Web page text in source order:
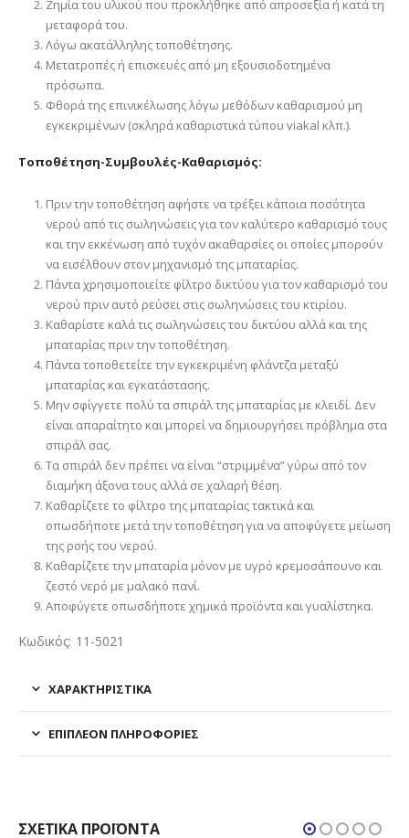
Ζημία του υλικού που προκλήθηκε από απροσεξία ή κατά τη
μεταφορά του.
Λόγω ακατάλληλης τοποθέτησης.
Μετατροπές ή επισκευές από μη εξουσιοδοτημένα
πρόσωπα.
Φθορά της επινικέλωσης λόγω μεθόδων καθαρισμού μη
εγκεκριμένων (σκληρά καθαριστικά τύπου viakal κλπ.).
Τοποθέτηση-Συμβουλές-Καθαρισμός:
Πριν την τοποθέτηση αφήστε να τρέξει κάποια ποσότητα
νερού από τις σωληνώσεις για τον καλύτερο καθαρισμό τους
και την εκκένωση από τυχόν ακαθαρσίες οι οποίες μπορούν
να εισέλθουν στον μηχανισμό της μπαταρίας.
Πάντα χρησιμοποιείτε φίλτρο δικτύου για τον καθαρισμό του
νερού πριν αυτό ρεύσει στις σωληνώσεις του κτιρίου.
Καθαρίστε καλά τις σωληνώσεις του δικτύου αλλά και της
μπαταρίας πριν την τοποθέτηση.
Πάντα τοποθετείτε την εγκεκριμένη φλάντζα μεταξύ
μπαταρίας και εγκατάστασης.
Μην σφίγγετε πολύ τα σπιράλ της μπαταρίας με κλειδί. Δεν
είναι απαραίτητο και μπορεί να δημιουργήσει πρόβλημα στα
σπιράλ σας.
Τα σπιράλ δεν πρέπει να είναι “στριμμένα” γύρω από τον
διαμήκη άξονα τους αλλά σε χαλαρή θέση.
Καθαρίζετε το φίλτρο της μπαταρίας τακτικά και
οπωσδήποτε μετά την τοποθέτηση για να αποφύγετε μείωση
της ροής του νερού.
Καθαρίζετε την μπαταρία μόνον με υγρό κρεμοσάπουνο και
ζεστό νερό με μαλακό πανί.
Αποφύγετε οπωσδήποτε χημικά προϊόντα και γυαλίστηκα.
Κωδικός: 11-5021
ΧΑΡΑΚΤΗΡΙΣΤΙΚΑ
ΕΠΙΠΛΈΟΝ ΠΛΗΡΟΦΟΡΊΕΣ
ΣΧΕΤΙΚΆ ΠΡΟΪΌΝΤΑ